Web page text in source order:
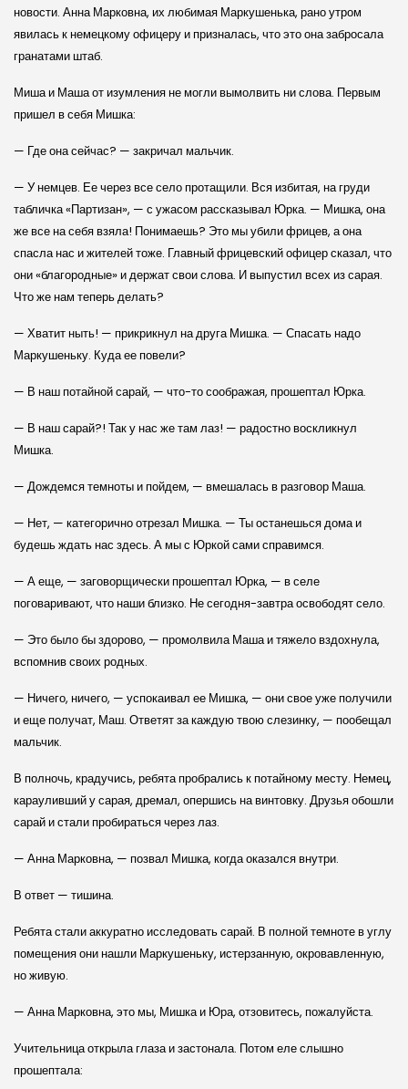
новости. Анна Марковна, их любимая Маркушенька, рано утром
явилась к немецкому офицеру и призналась, что это она забросала
гранатами штаб.
Миша и Маша от изумления не могли вымолвить ни слова. Первым
пришел в себя Мишка:
— Где она сейчас? — закричал мальчик.
— У немцев. Ее через все село протащили. Вся избитая, на груди
табличка «Партизан», — с ужасом рассказывал Юрка. — Мишка, она
же все на себя взяла! Понимаешь? Это мы убили фрицев, а она
спасла нас и жителей тоже. Главный фрицевский офицер сказал, что
они «благородные» и держат свои слова. И выпустил всех из сарая.
Что же нам теперь делать?
— Хватит ныть! — прикрикнул на друга Мишка. — Спасать надо
Маркушеньку. Куда ее повели?
— В наш потайной сарай, — что-то соображая, прошептал Юрка.
— В наш сарай?! Так у нас же там лаз! — радостно воскликнул
Мишка.
— Дождемся темноты и пойдем, — вмешалась в разговор Маша.
— Нет, — категорично отрезал Мишка. — Ты останешься дома и
будешь ждать нас здесь. А мы с Юркой сами справимся.
— А еще, — заговорщически прошептал Юрка, — в селе
поговаривают, что наши близко. Не сегодня-завтра освободят село.
— Это было бы здорово, — промолвила Маша и тяжело вздохнула,
вспомнив своих родных.
— Ничего, ничего, — успокаивал ее Мишка, — они свое уже получили
и еще получат, Маш. Ответят за каждую твою слезинку, — пообещал
мальчик.
В полночь, крадучись, ребята пробрались к потайному месту. Немец,
карауливший у сарая, дремал, опершись на винтовку. Друзья обошли
сарай и стали пробираться через лаз.
— Анна Марковна, — позвал Мишка, когда оказался внутри.
В ответ — тишина.
Ребята стали аккуратно исследовать сарай. В полной темноте в углу
помещения они нашли Маркушеньку, истерзанную, окровавленную,
но живую.
— Анна Марковна, это мы, Мишка и Юра, отзовитесь, пожалуйста.
Учительница открыла глаза и застонала. Потом еле слышно
прошептала: